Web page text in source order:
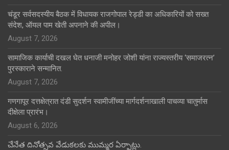
चंडूर सर्वसदस्यीय बैठक में विधायक राजगोपाल रेड्डी का अधिकारियों को सख्त
संदेश, ऑयल पाम खेती अपनाने की अपील।
August 7, 2026
सामाजिक कार्याची दखल घेत धनाजी मनोहर जोशी यांना राज्यस्तरीय ‘समाजरत्न’
पुरस्काराने सन्मानित.
August 7, 2026
गणगापूर दत्तक्षेत्रात दंडी सुदर्शन स्वामीजींच्या मार्गदर्शनाखाली पाचव्या चातुर्मास
दीक्षेला प्रारंभ।
August 6, 2026
చేనేత దినోత్సవ వేడుకలకు ముమ్మర ఏర్పాట్లు.